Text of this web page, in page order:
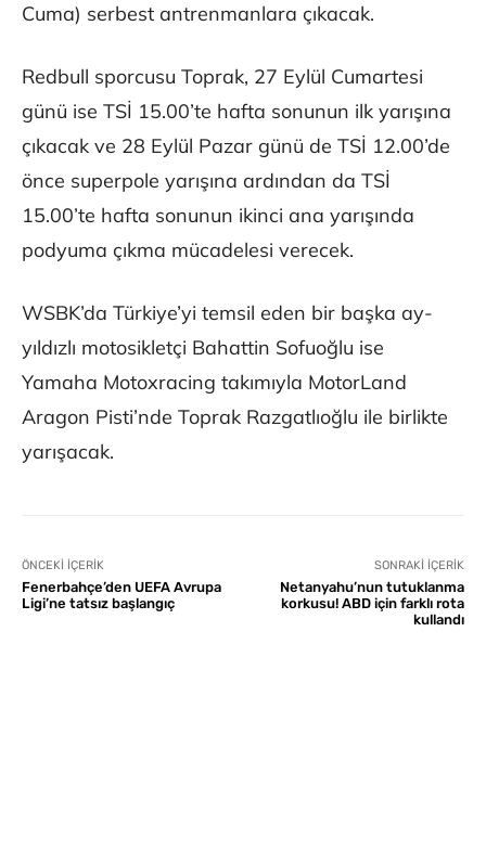
Cuma) serbest antrenmanlara çıkacak.
Redbull sporcusu Toprak, 27 Eylül Cumartesi
günü ise TSİ 15.00’te hafta sonunun ilk yarışına
çıkacak ve 28 Eylül Pazar günü de TSİ 12.00’de
önce superpole yarışına ardından da TSİ
15.00’te hafta sonunun ikinci ana yarışında
podyuma çıkma mücadelesi verecek.
WSBK’da Türkiye’yi temsil eden bir başka ay-
yıldızlı motosikletçi Bahattin Sofuoğlu ise
Yamaha Motoxracing takımıyla MotorLand
Aragon Pisti’nde Toprak Razgatlıoğlu ile birlikte
yarışacak.
ÖNCEKI İÇERIK
Fenerbahçe’den UEFA Avrupa
Ligi’ne tatsız başlangıç
SONRAKI İÇERIK
Netanyahu’nun tutuklanma
korkusu! ABD için farklı rota
kullandı